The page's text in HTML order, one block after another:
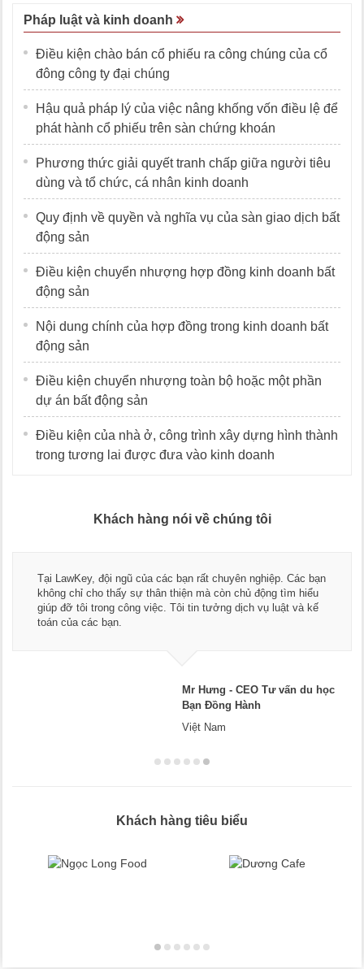
Pháp luật và kinh doanh
Điều kiện chào bán cổ phiếu ra công chúng của cổ
đông công ty đại chúng
Hậu quả pháp lý của việc nâng khống vốn điều lệ để
phát hành cổ phiếu trên sàn chứng khoán
Phương thức giải quyết tranh chấp giữa người tiêu
dùng và tổ chức, cá nhân kinh doanh
Quy định về quyền và nghĩa vụ của sàn giao dịch bất
động sản
Điều kiện chuyển nhượng hợp đồng kinh doanh bất
động sản
Nội dung chính của hợp đồng trong kinh doanh bất
động sản
Điều kiện chuyển nhượng toàn bộ hoặc một phần
dự án bất động sản
Điều kiện của nhà ở, công trình xây dựng hình thành
trong tương lai được đưa vào kinh doanh
Khách hàng nói về chúng tôi
Tại LawKey, đội ngũ của các bạn rất chuyên nghiệp. Các bạn
không chỉ cho thấy sự thân thiện mà còn chủ động tìm hiểu
giúp đỡ tôi trong công việc. Tôi tin tưởng dịch vụ luật và kế
toán của các bạn.
Mr Hưng - CEO Tư vấn du học
Bạn Đồng Hành
Việt Nam
Khách hàng tiêu biểu